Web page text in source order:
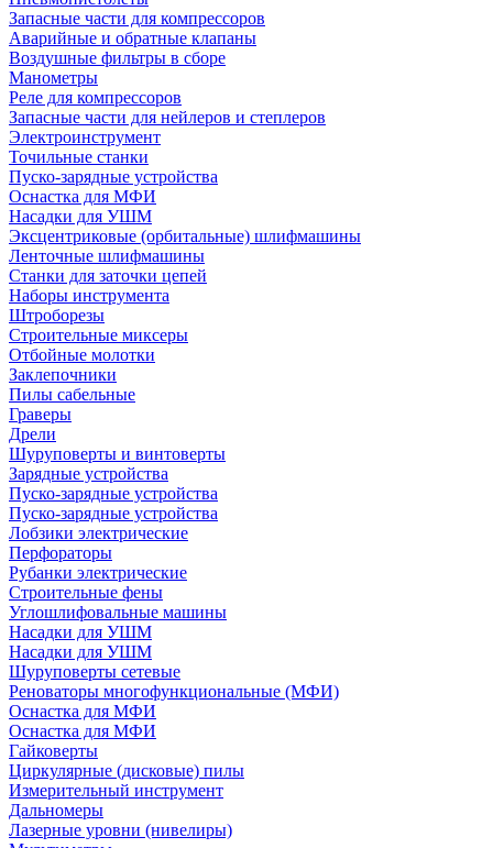
Запасные части для компрессоров
Аварийные и обратные клапаны
Воздушные фильтры в сборе
Манометры
Реле для компрессоров
Запасные части для нейлеров и степлеров
Электроинструмент
Точильные станки
Пуско-зарядные устройства
Оснастка для МФИ
Насадки для УШМ
Эксцентриковые (орбитальные) шлифмашины
Ленточные шлифмашины
Станки для заточки цепей
Наборы инструмента
Штроборезы
Строительные миксеры
Отбойные молотки
Заклепочники
Пилы сабельные
Граверы
Дрели
Шуруповерты и винтоверты
Зарядные устройства
Пуско-зарядные устройства
Пуско-зарядные устройства
Лобзики электрические
Перфораторы
Рубанки электрические
Строительные фены
Углошлифовальные машины
Насадки для УШМ
Насадки для УШМ
Шуруповерты сетевые
Реноваторы многофункциональные (МФИ)
Оснастка для МФИ
Оснастка для МФИ
Гайковерты
Циркулярные (дисковые) пилы
Измерительный инструмент
Дальномеры
Лазерные уровни (нивелиры)